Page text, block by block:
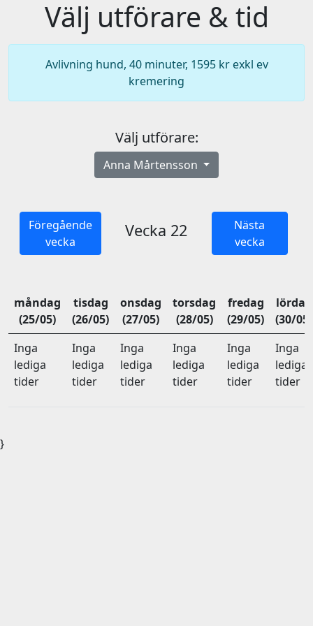
Välj utförare & tid
Avlivning hund, 40 minuter, 1595 kr exkl ev
kremering
Välj utförare:
Anna Mårtensson
Föregående
vecka
Vecka 22
Nästa
vecka
måndag
(25/05)
tisdag
(26/05)
onsdag
(27/05)
torsdag
(28/05)
fredag
(29/05)
lördag
(30/05)
Inga
lediga
tider
Inga
lediga
tider
Inga
lediga
tider
Inga
lediga
tider
Inga
lediga
tider
Inga
lediga
tider
}